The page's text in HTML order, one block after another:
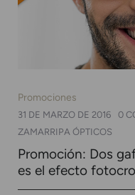
Promociones
31 DE MARZO DE 2016
0
ZAMARRIPA ÓPTICOS
Promoción: Dos
es el efecto